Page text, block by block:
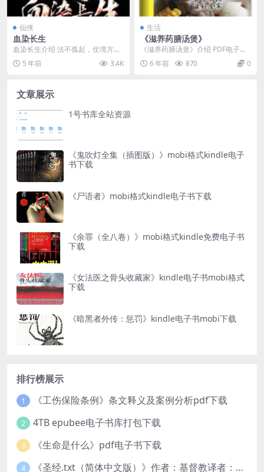
仙侠
血染长生
血染长生介绍 法不孤起，仗境方
生；道不虚行，遇缘则应。三度轮
回，只为重归故乡，夺...
5 年前 3.4K
生活
《滋养药膳汤煲》
《滋养药膳汤煲》介绍 PDF电子
书：滋补药膳汤煲 PDF电子书作
者：依然七月 出...
6 年前 870 0
文章展示
1号书库全站资源
《鬼吹灯全集（插图版）》mobi格式kindle电子
书下载
《尸语者》mobi格式kindle电子书下载
《余罪（全八卷）》mobi格式kindle免费电子书
下载
《女法医之骨头收藏家》kindle电子书mobi格式
下载
《暗黑者外传：惩罚》kindle电子书mobi下载
排行榜展示
1 《工伤保险条例》条文释义及案例分析pdf下载
2 4TB epubee电子书库打包下载
3 《生命是什么》pdf电子书下载
4 《圣经.txt（简体中文版）》作者：基督教译者：中国基督教协会